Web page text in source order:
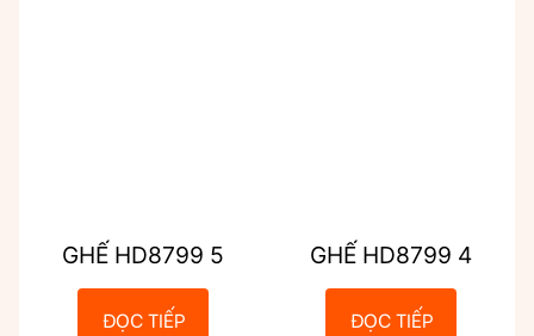
GHẾ HD8799 5
ĐỌC TIẾP
GHẾ HD8799 4
ĐỌC TIẾP